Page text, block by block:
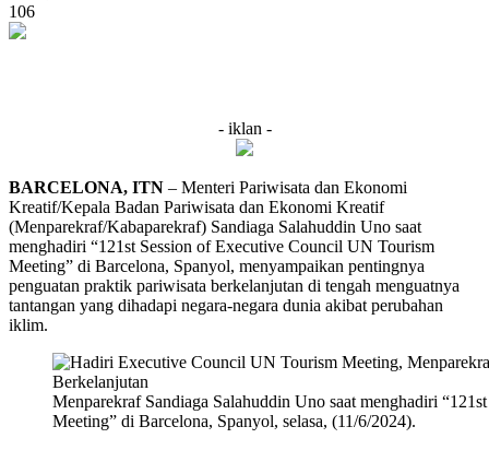
106
- iklan -
BARCELONA, ITN – Menteri Pariwisata dan Ekonomi
Kreatif/Kepala Badan Pariwisata dan Ekonomi Kreatif
(Menparekraf/Kabaparekraf) Sandiaga Salahuddin Uno saat
menghadiri “121st Session of Executive Council UN Tourism
Meeting” di Barcelona, Spanyol, menyampaikan pentingnya
penguatan praktik pariwisata berkelanjutan di tengah menguatnya
tantangan yang dihadapi negara-negara dunia akibat perubahan
iklim.
Menparekraf Sandiaga Salahuddin Uno saat menghadiri
Meeting” di Barcelona, Spanyol, selasa, (11/6/2024).